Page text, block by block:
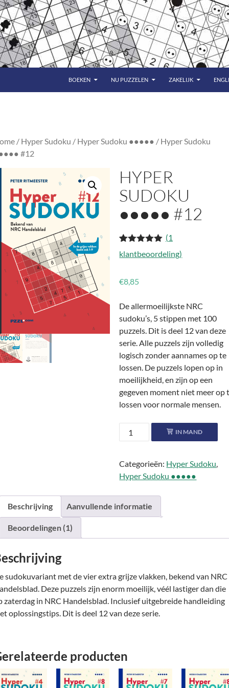
BOEKEN NU PUZZELEN ZAKELIJK
/ Hyper Sudoku / Hyper Sudoku ●●●●● / Hyper Sudoku
#12
HYPER
SUDOKU
●●●●● #12
Gewaardeerd
5.00op 5
1
waardering
(1
klantbeoordeling)
€8,85
De allermoeilijkste NRC
sudoku’s, 5 stippen met 100
puzzels. Dit is deel 12 van deze
serie. Alle puzzels zijn volledig
logisch zonder aannames op te
lossen. De puzzels lopen op in
moeilijkheid, en zijn op een
gegeven moment niet meer op
lossen voor normale mensen.
Hyper
Sudoku
#12
aantal
IN MAND
Categorieën: Hyper Sudoku,
Hyper Sudoku ●●●●●
Beschrijving Aanvullende informatie
Beoordelingen (1)
sudokuvariant met de vier extra grijze vlakken, bekend van NRC
Deze puzzels zijn enorm moeilijk, véél lastiger dan die
zaterdag in NRC Handelsblad. Inclusief uitgebreide handleiding
oplossingstips. Dit is deel 12 van deze serie.
producten